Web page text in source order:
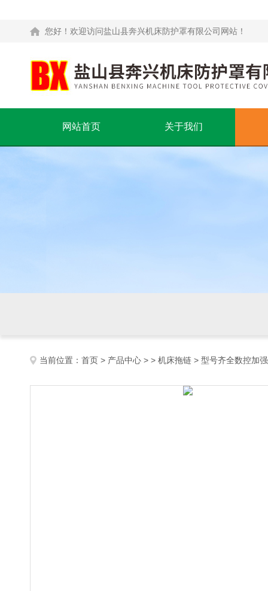
您好！欢迎访问盐山县奔兴机床防护罩有限公司网站！
网站首页 关于我们
当前位置： 首页 > 产品中心 > > 机床拖链 > 型号齐全数控加